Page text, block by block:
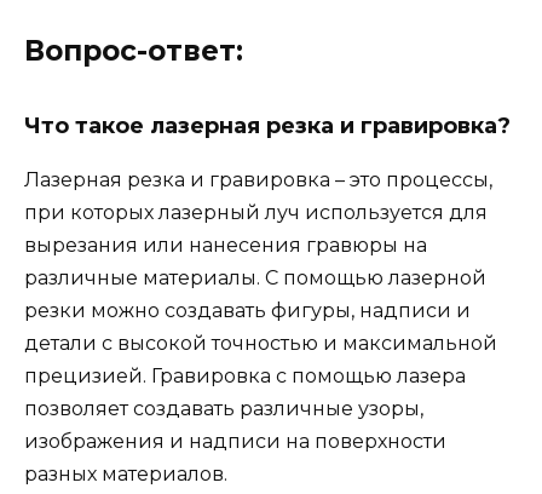
Вопрос-ответ:
Что такое лазерная резка и гравировка?
Лазерная резка и гравировка – это процессы,
при которых лазерный луч используется для
вырезания или нанесения гравюры на
различные материалы. С помощью лазерной
резки можно создавать фигуры, надписи и
детали с высокой точностью и максимальной
прецизией. Гравировка с помощью лазера
позволяет создавать различные узоры,
изображения и надписи на поверхности
разных материалов.